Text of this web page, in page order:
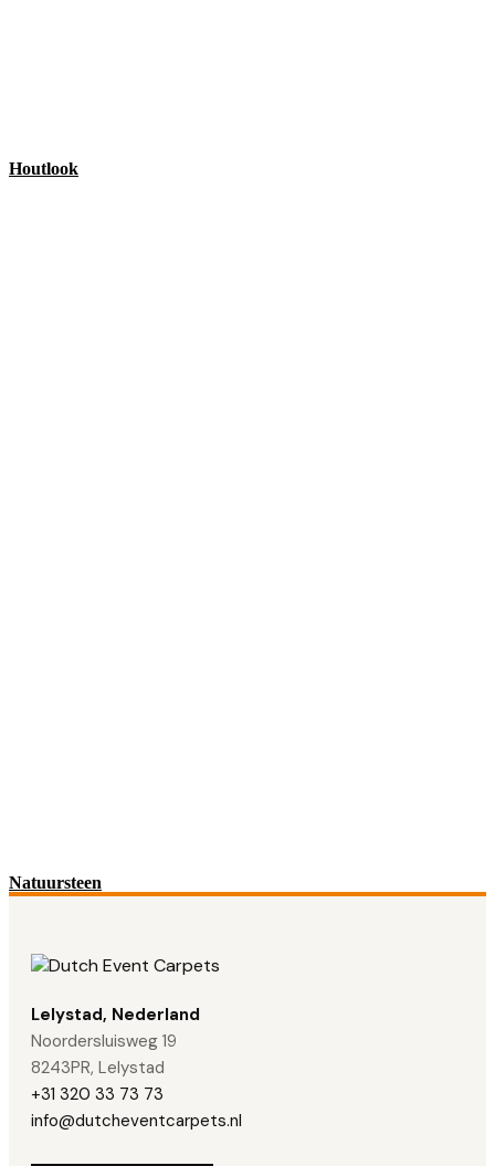
Houtlook
Natuursteen
Lelystad, Nederland
Noordersluisweg 19
8243PR, Lelystad
+31 320 33 73 73
info@dutcheventcarpets.nl